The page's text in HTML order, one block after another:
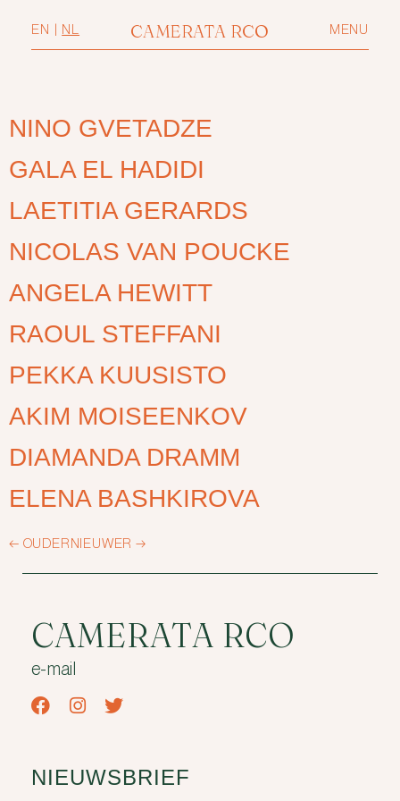
CAMERATA RCO
EN NL MENU
NINO GVETADZE
GALA EL HADIDI
LAETITIA GERARDS
NICOLAS VAN POUCKE
ANGELA HEWITT
RAOUL STEFFANI
PEKKA KUUSISTO
AKIM MOISEENKOV
DIAMANDA DRAMM
ELENA BASHKIROVA
← OUDER NIEUWER→
CAMERATA RCO
e-mail
NIEUWSBRIEF